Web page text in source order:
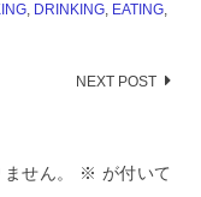
, DRINKING, EATING,
NEXT POST
せん。 ※ が付いて